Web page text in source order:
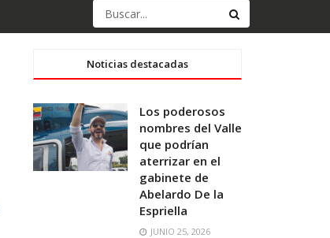
Noticias destacadas
Los poderosos
nombres del Valle
que podrían
aterrizar en el
gabinete de
Abelardo De la
Espriella
JUNIO 25, 2026